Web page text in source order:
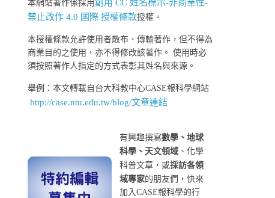
本網站著作係採用創用 CC 姓名標示-非商業性-
禁止改作 4.0 國際 授權條款授權。
本授權條款允許使用者散布、傳輸著作，但不得為
商業目的之使用，亦不得修改該著作。 使用時必
須按照著作人指定的方式表彰其姓名與來源。
舉例：本文轉載自台大科教中心CASE報科學網站
http://case.ntu.edu.tw/blog/文章連結
有興趣撰寫數學、地球
科學、天文領域 、化學
科普文章，或採訪各領
域專家的朋友們，快來
加入CASE報科學的行